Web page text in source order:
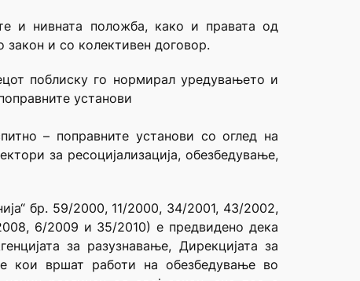
и нивната положба, како и правата од
закон и со колективен договор.
поблиску го нормирал уредувањето и
установи
– поправните установи со оглед на
за ресоцијализација, обезбедување,
бр. 59/2000, 11/2000, 34/2001, 43/2002,
6/2009 и 35/2010) е предвидено дека
за разузнавање, Дирекцијата за
кои вршат работи на обезбедување во